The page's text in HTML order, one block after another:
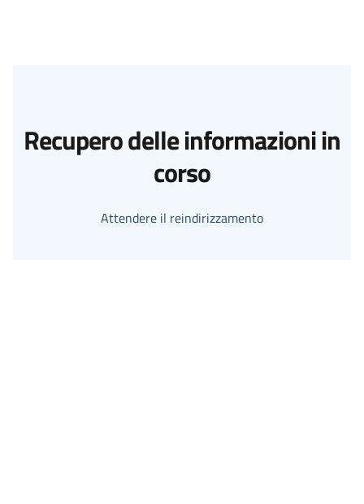
Recupero delle informazioni in
corso
Attendere il reindirizzamento